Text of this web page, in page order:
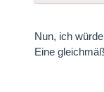
Nun, ich
Eine